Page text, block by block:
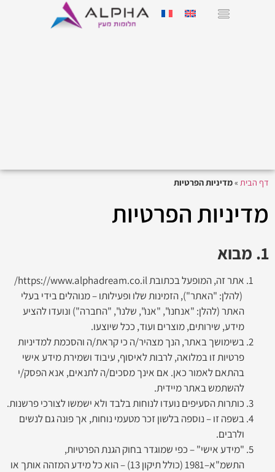
דף הבית »מדיניות הפרטיות
מדיניות הפרטיות
1. מבוא
אתר זה, המופעל בכתובת https://www.alphadream.co.il/
(להלן: "האתר"), הזמינות שלו ופעילותו – מנוהלים בידי בעלי
האתר (להלן: "אנחנו", "אנו", שלנו", "החברה") ונועדו להציע
מידע, שירותים, מוצרים ועוד, ככל שיוצעו.
בשימושך באתר, הנך מצהיר/ה כי קראת/ה והסכמת למדיניות
פרטיות זו במלואה, לרבות לאיסוף, עיבוד ושמירת מידע אישי
בהתאם לאמור כאן. אם אינך מסכים/ה לתנאים, אנא הפסק/י
להשתמש באתר מיידית.
כותרות הסעיפים נועדו לנוחות בלבד ולא ישמשו לצורכי פרשנות.
בשפה זו – נוספה בלשון זכר מטעמי נוחות, אך פונה גם לנשים
ולרבים.
"מידע אישי" – כפי שמוגדר בחוק הגנת הפרטיות,
התשמ"א–1981 (כולל תיקון 13) – הוא כל מידע המזהה אותך או